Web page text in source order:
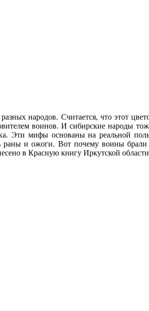
народов. Считается, что этот
воинов. И сибирские народы
Эти мифы основаны на реальной
раны и ожоги. Вот почему воины брали
в Красную книгу Иркутской